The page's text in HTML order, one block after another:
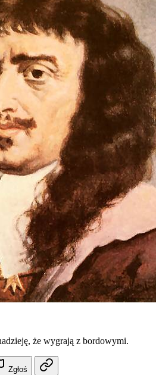
że wygrają z bordowymi.
Zgłoś